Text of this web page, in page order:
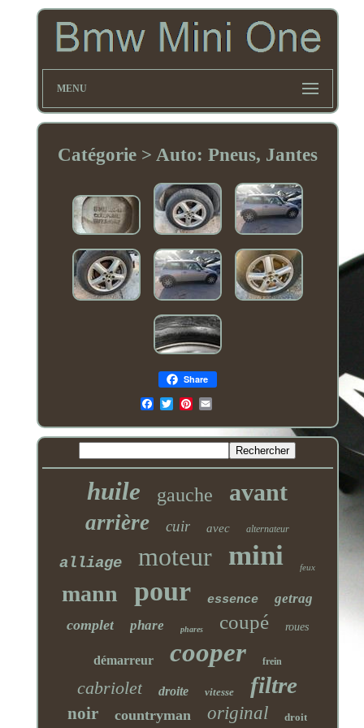
MENU
Catégorie > Auto: Pneus, Jantes
Share
Email
huile gauche avant
arrière cuir avec alternateur
alliage moteur mini feux
mann pour essence getrag
complet phare phares coupé roues
démarreur cooper frein
cabriolet droite vitesse filtre
noir countryman original droit